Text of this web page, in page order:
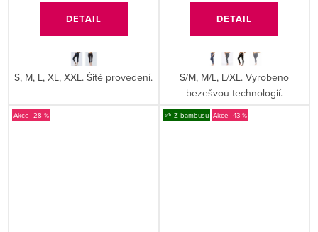
DETAIL
S, M, L, XL, XXL. Šité provedení.
DETAIL
S/M, M/L, L/XL. Vyrobeno
bezešvou technologií.
-28 % 🌱 Z bambusu -43 %